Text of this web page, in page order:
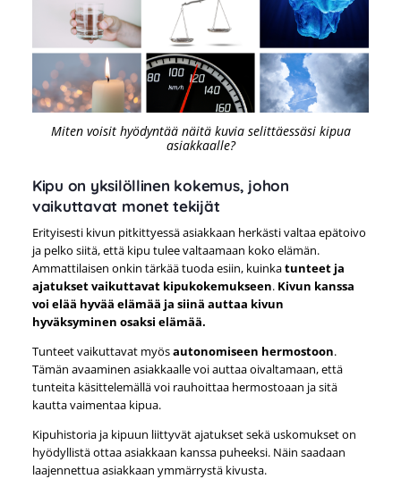
Miten voisit hyödyntää näitä kuvia selittäessäsi kipua
asiakkaalle?
Kipu on yksilöllinen kokemus, johon
vaikuttavat monet tekijät
Erityisesti kivun pitkittyessä asiakkaan herkästi valtaa epätoivo
ja pelko siitä, että kipu tulee valtaamaan koko elämän.
Ammattilaisen onkin tärkää tuoda esiin, kuinkatunteet ja
ajatukset vaikuttavat kipukokemukseen. Kivun kanssa
voi elää hyvää elämää ja siinä auttaa kivun
hyväksyminen osaksi elämää.
Tunteet vaikuttavat myösautonomiseen hermostoon.
Tämän avaaminen asiakkaalle voi auttaa oivaltamaan, että
tunteita käsittelemällä voi rauhoittaa hermostoaan ja sitä
kautta vaimentaa kipua.
Kipuhistoria ja kipuun liittyvät ajatukset sekä uskomukset on
hyödyllistä ottaa asiakkaan kanssa puheeksi. Näin saadaan
laajennettua asiakkaan ymmärrystä kivusta.